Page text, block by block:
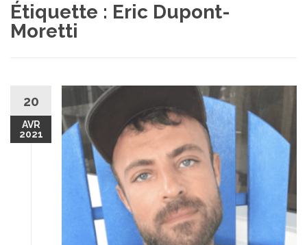
Étiquette : Eric Dupont-
Moretti
20
AVR
2021